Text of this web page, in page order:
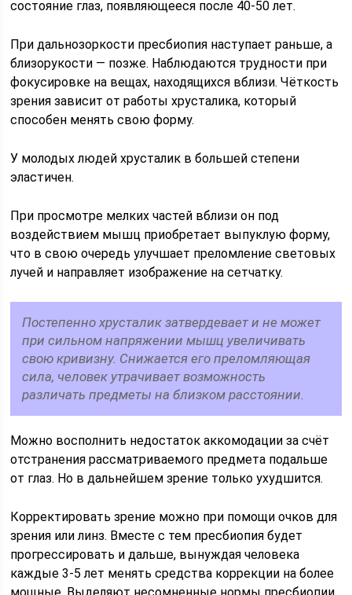
состояние глаз, появляющееся после 40-50 лет.
При дальнозоркости пресбиопия наступает раньше, а
близорукости — позже. Наблюдаются трудности при
фокусировке на вещах, находящихся вблизи. Чёткость
зрения зависит от работы хрусталика, который
способен менять свою форму.
У молодых людей хрусталик в большей степени
эластичен.
При просмотре мелких частей вблизи он под
воздействием мышц приобретает выпуклую форму,
что в свою очередь улучшает преломление световых
лучей и направляет изображение на сетчатку.
Постепенно хрусталик затвердевает и не может
при сильном напряжении мышц увеличивать
свою кривизну. Снижается его преломляющая
сила, человек утрачивает возможность
различать предметы на близком расстоянии.
Можно восполнить недостаток аккомодации за счёт
отстранения рассматриваемого предмета подальше
от глаз. Но в дальнейшем зрение только ухудшится.
Корректировать зрение можно при помощи очков для
зрения или линз. Вместе с тем пресбиопия будет
прогрессировать и дальше, вынуждая человека
каждые 3-5 лет менять средства коррекции на более